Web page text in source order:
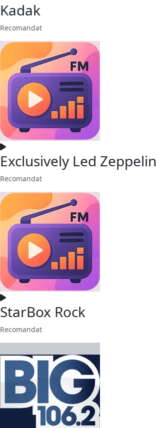
Kadak
Recomandat
Exclusively Led Zeppelin
Recomandat
StarBox Rock
Recomandat